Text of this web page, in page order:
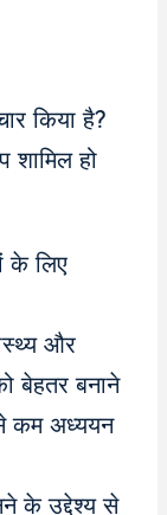
किया है?
हो
के लिए
और
बेहतर बनाने
कम अध्ययन
के उद्देश्य से